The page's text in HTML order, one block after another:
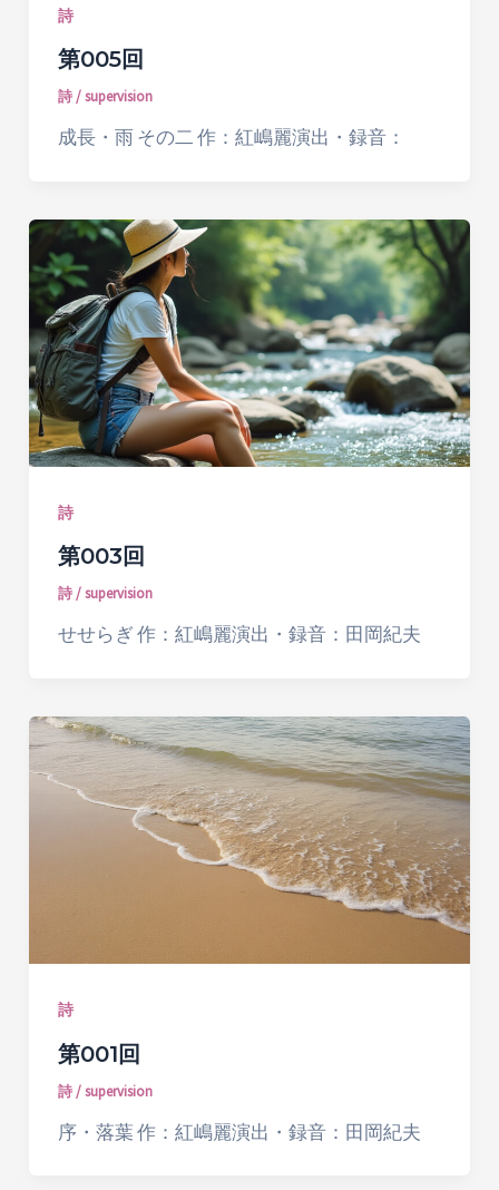
詩
第005回
詩/supervision
成長・雨 その二 作：紅嶋麗演出・録音：
詩
第003回
詩/supervision
せせらぎ 作：紅嶋麗演出・録音：田岡紀夫
詩
第001回
詩/supervision
序・落葉 作：紅嶋麗演出・録音：田岡紀夫